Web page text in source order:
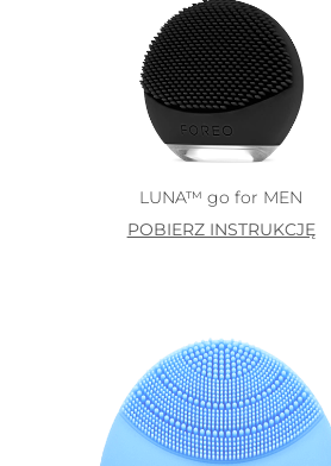
LUNA™ go for MEN
POBIERZ INSTRUKCJĘ